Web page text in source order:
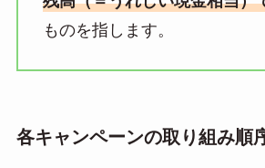
ものを指します。
各キャンペーンの取り組み順